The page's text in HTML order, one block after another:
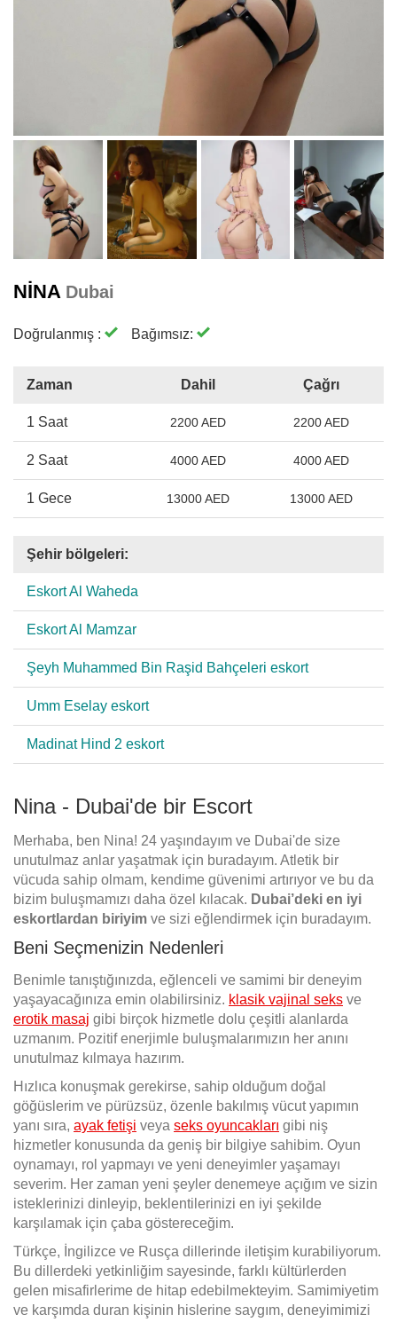
Nina - Dubai'de bir Escort
Merhaba, ben Nina! 24 yaşındayım ve Dubai'de size
unutulmaz anlar yaşatmak için buradayım. Atletik bir
vücuda sahip olmam, kendime güvenimi artırıyor ve bu da
bizim buluşmamızı daha özel kılacak. Dubai’deki en iyi
eskortlardan biriyim ve sizi eğlendirmek için buradayım.
Beni Seçmenizin Nedenleri
Benimle tanıştığınızda, eğlenceli ve samimi bir deneyim
yaşayacağınıza emin olabilirsiniz. klasik vajinal seks ve
erotik masaj gibi birçok hizmetle dolu çeşitli alanlarda
uzmanım. Pozitif enerjimle buluşmalarımızın her anını
unutulmaz kılmaya hazırım.
Hızlıca konuşmak gerekirse, sahip olduğum doğal
göğüslerim ve pürüzsüz, özenle bakılmış vücut yapımın
yanı sıra, ayak fetişi veya seks oyuncakları gibi niş
hizmetler konusunda da geniş bir bilgiye sahibim. Oyun
oynamayı, rol yapmayı ve yeni deneyimler yaşamayı
severim. Her zaman yeni şeyler denemeye açığım ve sizin
isteklerinizi dinleyip, beklentilerinizi en iyi şekilde
karşılamak için çaba göstereceğim.
Türkçe, İngilizce ve Rusça dillerinde iletişim kurabiliyorum.
Bu dillerdeki yetkinliğim sayesinde, farklı kültürlerden
gelen misafirlerime de hitap edebilmekteyim. Samimiyetim
ve karşımda duran kişinin hislerine saygım, deneyimimizi
NINA Dubai
Doğrulanmış : Bağımsız:
Zaman Dahil Çağrı
1 Saat 2200 AED 2200 AED
2 Saat 4000 AED 4000 AED
1 Gece 13000 AED 13000 AED
Şehir bölgeleri:
Eskort Al Waheda
Eskort Al Mamzar
Şeyh Muhammed Bin Raşid Bahçeleri eskort
Umm Eselay eskort
Madinat Hind 2 eskort